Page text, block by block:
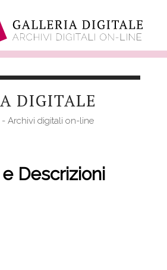
DIGITALE
Archivi digitali on-line
Descrizioni